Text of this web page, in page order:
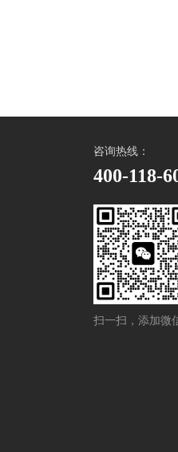
咨询热线：
400-118-
扫一扫，添加微